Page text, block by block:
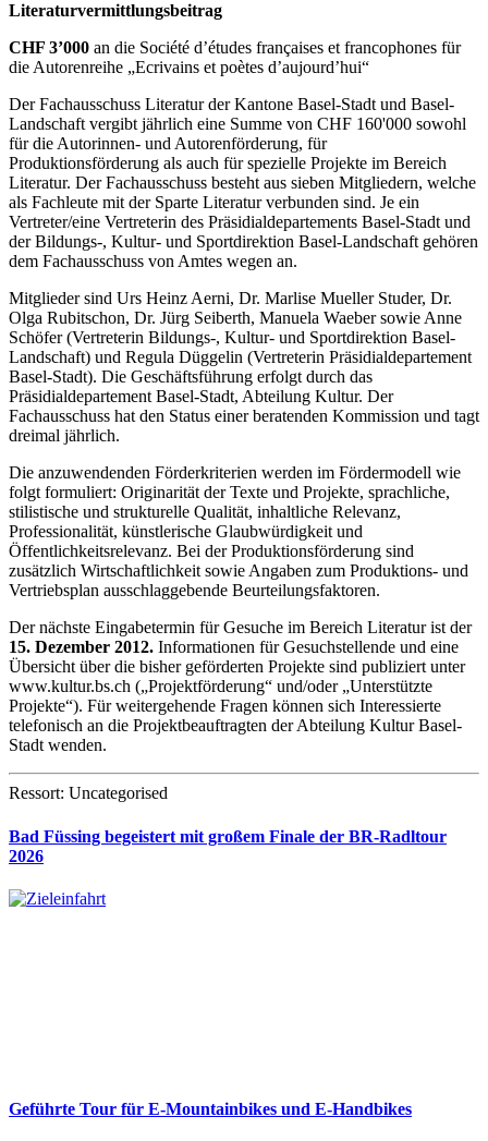
Literaturvermittlungsbeitrag
CHF 3’000 an die Société d’études françaises et francophones für
die Autorenreihe „Ecrivains et poètes d’aujourd’hui“
Der Fachausschuss Literatur der Kantone Basel-Stadt und Basel-
Landschaft vergibt jährlich eine Summe von CHF 160'000 sowohl
für die Autorinnen- und Autorenförderung, für
Produktionsförderung als auch für spezielle Projekte im Bereich
Literatur. Der Fachausschuss besteht aus sieben Mitgliedern, welche
als Fachleute mit der Sparte Literatur verbunden sind. Je ein
Vertreter/eine Vertreterin des Präsidialdepartements Basel-Stadt und
der Bildungs-, Kultur- und Sportdirektion Basel-Landschaft gehören
dem Fachausschuss von Amtes wegen an.
Mitglieder sind Urs Heinz Aerni, Dr. Marlise Mueller Studer, Dr.
Olga Rubitschon, Dr. Jürg Seiberth, Manuela Waeber sowie Anne
Schöfer (Vertreterin Bildungs-, Kultur- und Sportdirektion Basel-
Landschaft) und Regula Düggelin (Vertreterin Präsidialdepartement
Basel-Stadt). Die Geschäftsführung erfolgt durch das
Präsidialdepartement Basel-Stadt, Abteilung Kultur. Der
Fachausschuss hat den Status einer beratenden Kommission und tagt
dreimal jährlich.
Die anzuwendenden Förderkriterien werden im Fördermodell wie
folgt formuliert: Originarität der Texte und Projekte, sprachliche,
stilistische und strukturelle Qualität, inhaltliche Relevanz,
Professionalität, künstlerische Glaubwürdigkeit und
Öffentlichkeitsrelevanz. Bei der Produktionsförderung sind
zusätzlich Wirtschaftlichkeit sowie Angaben zum Produktions- und
Vertriebsplan ausschlaggebende Beurteilungsfaktoren.
Der nächste Eingabetermin für Gesuche im Bereich Literatur ist der
15. Dezember 2012. Informationen für Gesuchstellende und eine
Übersicht über die bisher geförderten Projekte sind publiziert unter
www.kultur.bs.ch („Projektförderung“ und/oder „Unterstützte
Projekte“). Für weitergehende Fragen können sich Interessierte
telefonisch an die Projektbeauftragten der Abteilung Kultur Basel-
Stadt wenden.
Ressort: Uncategorised
Bad Füssing begeistert mit großem Finale der BR-Radltour
2026
Geführte Tour für E-Mountainbikes und E-Handbikes